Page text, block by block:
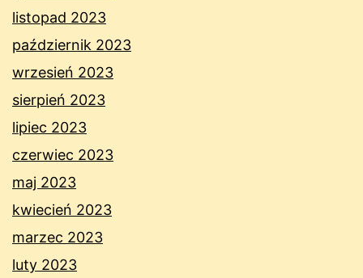
listopad 2023
październik 2023
wrzesień 2023
sierpień 2023
lipiec 2023
czerwiec 2023
maj 2023
kwiecień 2023
marzec 2023
luty 2023